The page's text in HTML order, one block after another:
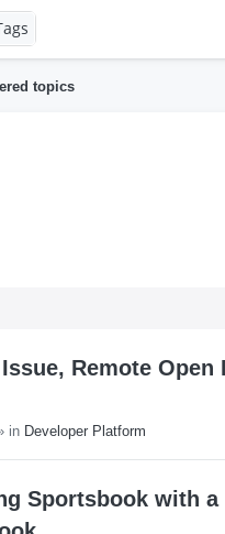
search
topics
Remote
in Developer Platform
Sportsbook with